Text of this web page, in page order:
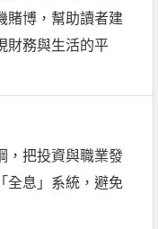
賭博，幫助讀者建
財務與生活的平
，把投資與職業發
全息」系統，避免